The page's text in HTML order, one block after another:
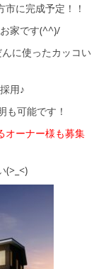
市に完成予定！！
家です(^^)/
に使ったカッコい
用♪
も可能です！
オーナー様も募集
(>_<)